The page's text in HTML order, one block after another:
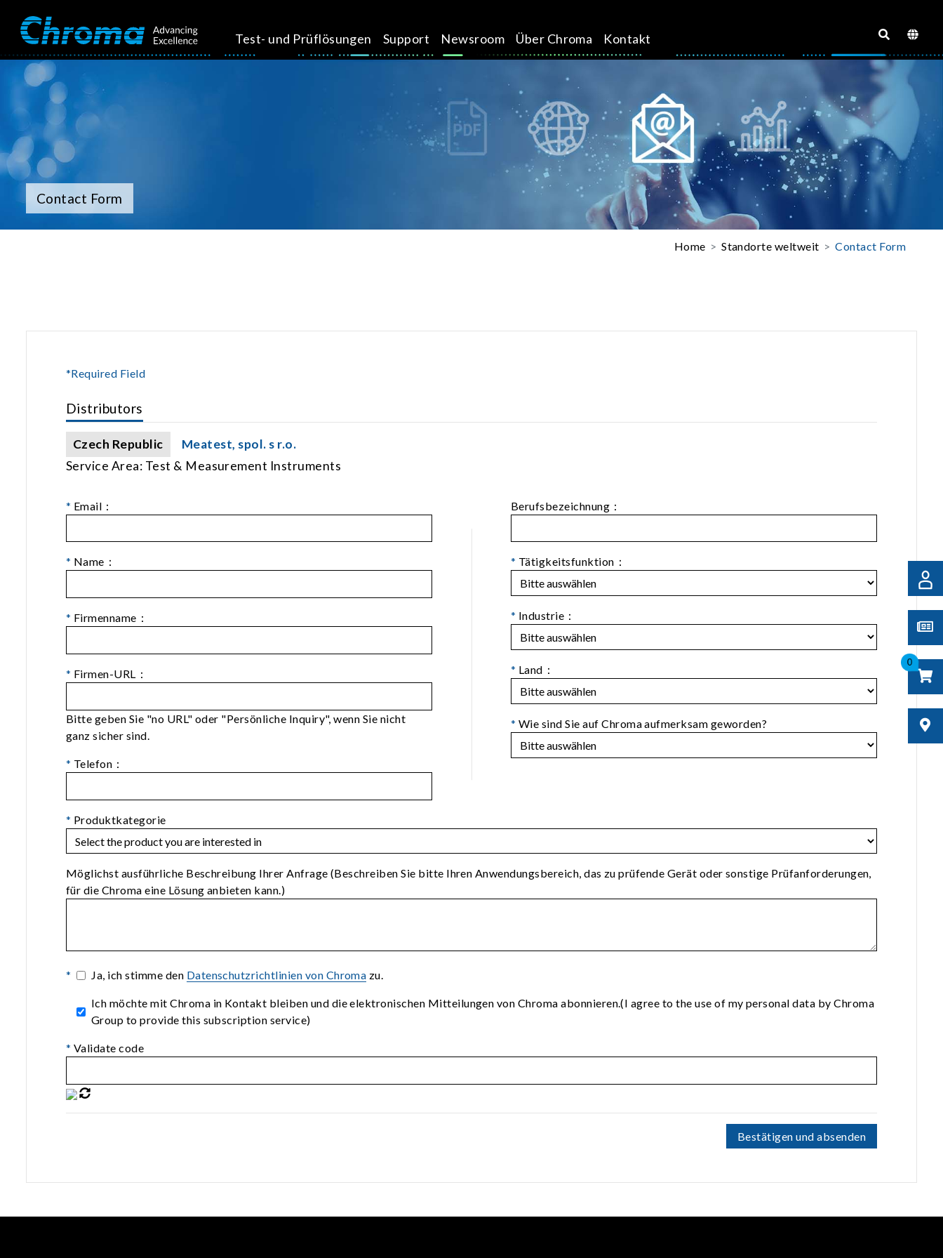
Test- und Prüflösungen Support Newsroom Über Chroma Kontakt
0
Contact Form
Home Standorte weltweit Contact Form
*Required Field
Distributors
Czech Republic
Meatest, spol. s r.o.
Service Area: Test & Measurement Instruments
* Email：
* Name：
* Firmenname：
* Firmen-URL：
Bitte geben Sie "no URL" oder "Persönliche Inquiry", wenn Sie nicht
ganz sicher sind.
* Telefon：
Berufsbezeichnung：
* Tätigkeitsfunktion：
* Industrie：
* Land：
* Wie sind Sie auf Chroma aufmerksam geworden?
* Produktkategorie
Möglichst ausführliche Beschreibung Ihrer Anfrage (Beschreiben Sie bitte Ihren Anwendungsbereich, das zu prüfende Gerät oder sonstige Prüfanforderungen,
für die Chroma eine Lösung anbieten kann.)
* Ja, ich stimme den Datenschutzrichtlinien von Chroma zu.
Ich möchte mit Chroma in Kontakt bleiben und die elektronischen Mitteilungen von Chroma abonnieren.(I agree to the use of my personal data by Chroma
Group to provide this subscription service)
* Validate code
Bestätigen und absenden